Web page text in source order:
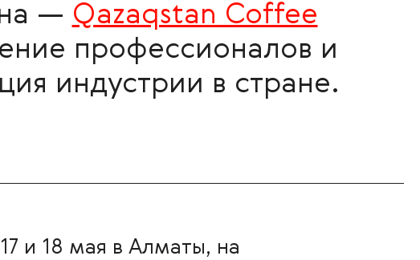
— Qazaqstan Coffee
профессионалов и
индустрии в стране.
и 18 мая в Алматы, на